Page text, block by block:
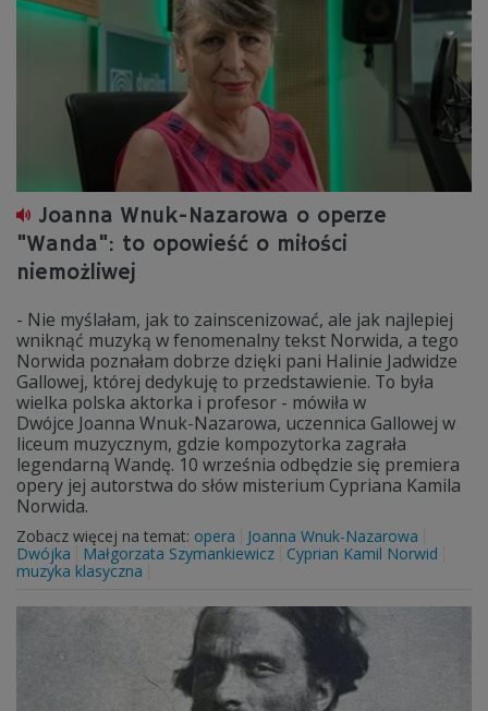
Joanna Wnuk-Nazarowa o operze
"Wanda": to opowieść o miłości
niemożliwej
- Nie myślałam, jak to zainscenizować, ale jak najlepiej
wniknąć muzyką w fenomenalny tekst Norwida, a tego
Norwida poznałam dobrze dzięki pani Halinie Jadwidze
Gallowej, której dedykuję to przedstawienie. To była
wielka polska aktorka i profesor - mówiła w
Dwójce Joanna Wnuk-Nazarowa, uczennica Gallowej w
liceum muzycznym, gdzie kompozytorka zagrała
legendarną Wandę. 10 września odbędzie się premiera
opery jej autorstwa do słów misterium Cypriana Kamila
Norwida.
Zobacz więcej na temat: opera
Joanna Wnuk-Nazarowa
Dwójka
Małgorzata Szymankiewicz
Cyprian Kamil Norwid
muzyka klasyczna